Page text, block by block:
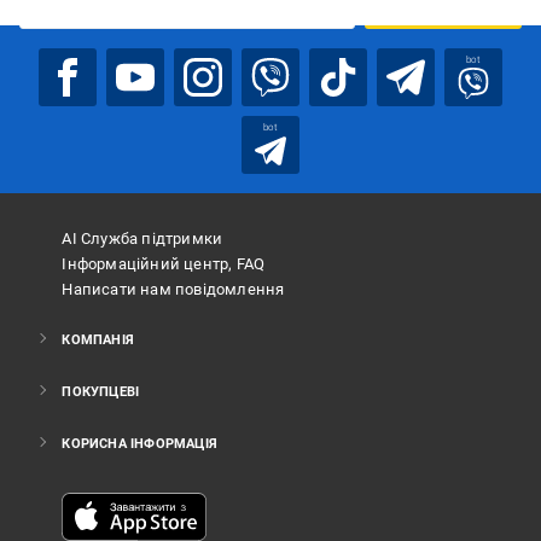
bot
bot
АІ Служба підтримки
Інформаційний центр, FAQ
Написати нам повідомлення
КОМПАНІЯ
ПОКУПЦЕВІ
КОРИСНА ІНФОРМАЦІЯ